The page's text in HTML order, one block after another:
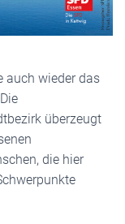
auch wieder das
überzeugt
die hier